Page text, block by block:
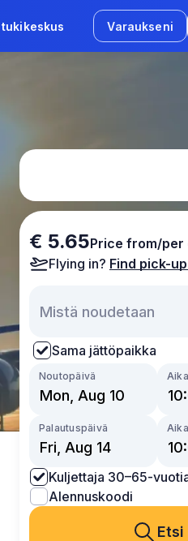
Varaukseni
€ 5.65Price from/per
Flying in? Find pick-
Sama jättöpaikka
Noutopäivä Aika
Palautuspäivä Aika
Kuljettaja 30–65-
Alennuskoodi
Etsi